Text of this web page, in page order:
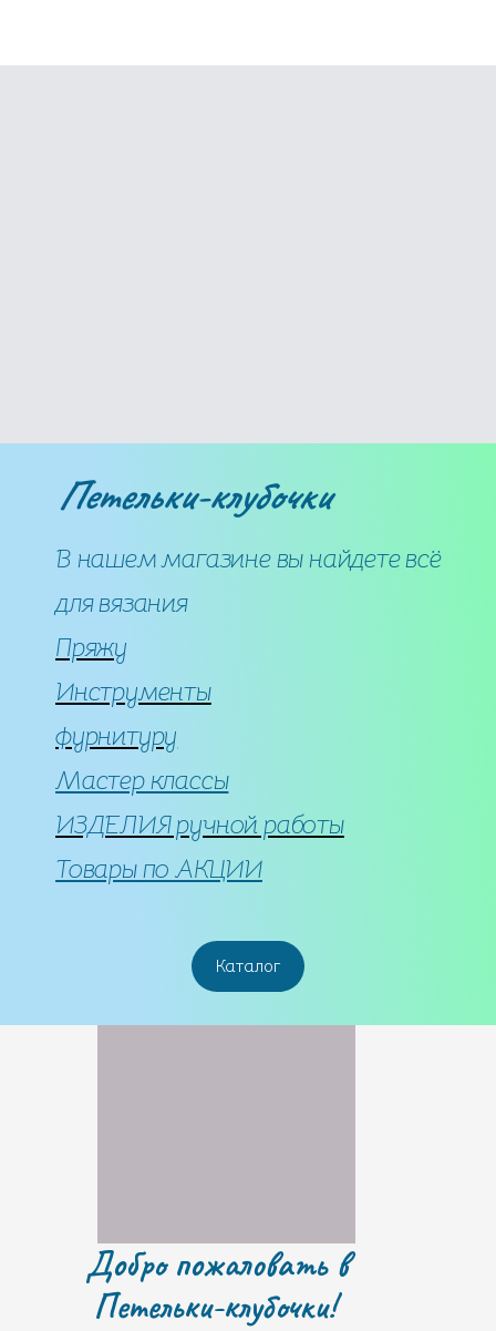
Петельки-клубочки
В нашем магазине вы найдете всё
для вязания
Пряжу
Инструменты
фурнитуру
Мастер классы
ИЗДЕЛИЯ ручной работы
Товары по АКЦИИ
Каталог
Добро пожаловать в
Петельки-клубочки!